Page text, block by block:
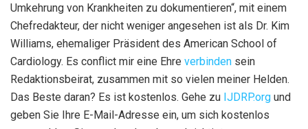
Umkehrung von Krankheiten zu dokumentieren“, mit einem
Chefredakteur, der nicht weniger angesehen ist als Dr. Kim
Williams, ehemaliger Präsident des American School of
Cardiology. Es conflict mir eine Ehre verbinden sein
Redaktionsbeirat, zusammen mit so vielen meiner Helden.
Das Beste daran? Es ist kostenlos. Gehe zu IJDRP.org und
geben Sie Ihre E-Mail-Adresse ein, um sich kostenlos